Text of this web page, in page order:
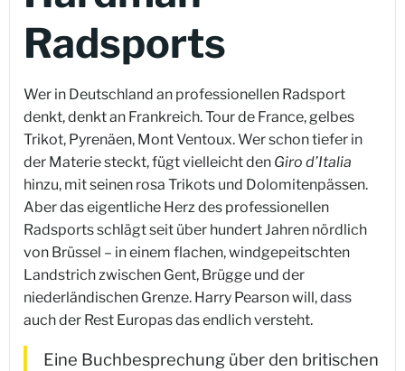
Radsports
Wer in Deutschland an professionellen Radsport
denkt, denkt an Frankreich. Tour de France, gelbes
Trikot, Pyrenäen, Mont Ventoux. Wer schon tiefer in
der Materie steckt, fügt vielleicht den Giro d’Italia
hinzu, mit seinen rosa Trikots und Dolomitenpässen.
Aber das eigentliche Herz des professionellen
Radsports schlägt seit über hundert Jahren nördlich
von Brüssel – in einem flachen, windgepeitschten
Landstrich zwischen Gent, Brügge und der
niederländischen Grenze. Harry Pearson will, dass
auch der Rest Europas das endlich versteht.
Eine Buchbesprechung über den britischen